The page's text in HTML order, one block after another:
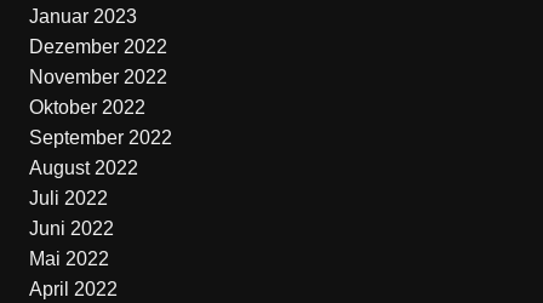
Januar 2023
Dezember 2022
November 2022
Oktober 2022
September 2022
August 2022
Juli 2022
Juni 2022
Mai 2022
April 2022